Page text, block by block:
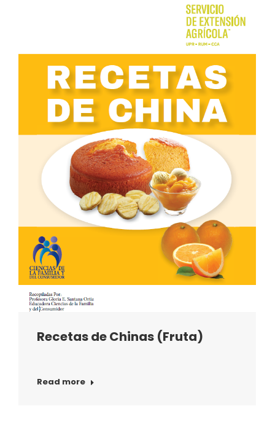
Recetas de Chinas (Fruta)
Read more